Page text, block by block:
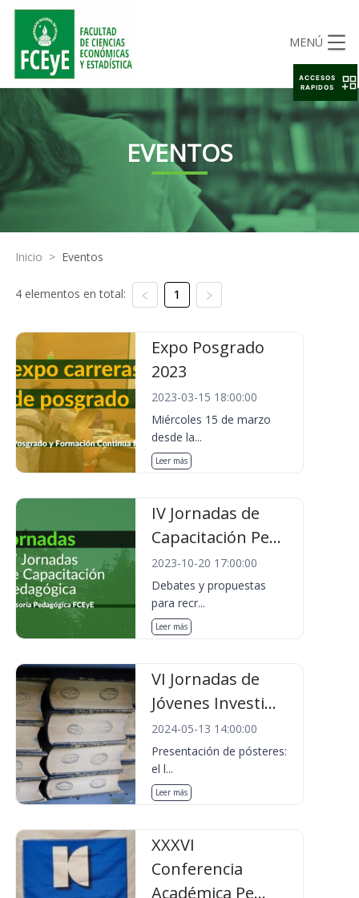
MENÚ
EVENTOS
Inicio > Eventos
4 elementos en total: 1
Expo Posgrado
2023
2023-03-15 18:00:00
Miércoles 15 de marzo
desde la...
Leer más
IV Jornadas de
Capacitación Pe...
2023-10-20 17:00:00
Debates y propuestas
para recr...
Leer más
VI Jornadas de
Jóvenes Investi...
2024-05-13 14:00:00
Presentación de pósteres:
el l...
Leer más
XXXVI
Conferencia
Académica Pe...
ACCESOS
RAPIDOS